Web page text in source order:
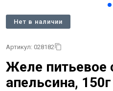
Нет в наличии
Артикул: 028182
Желе питьевое
апельсина, 150г